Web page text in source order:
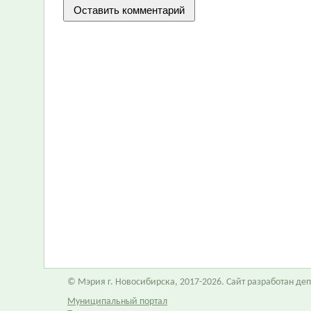
© Мэрия г. Новосибирска, 2017-2026. Сайт разработан
Муниципальный портал